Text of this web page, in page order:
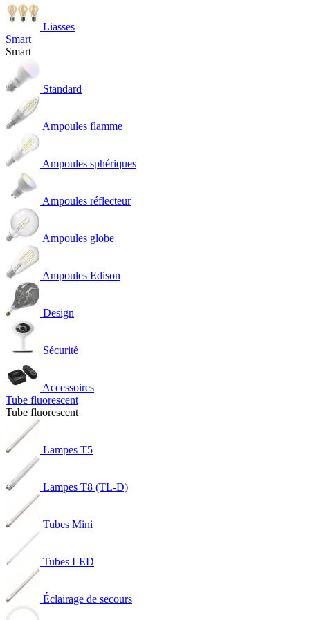
Liasses
Smart
Smart
Standard
Ampoules flamme
Ampoules sphériques
Ampoules réflecteur
Ampoules globe
Ampoules Edison
Design
Sécurité
Accessoires
Tube fluorescent
Tube fluorescent
Lampes T5
Lampes T8 (TL-D)
Tubes Mini
Tubes LED
Éclairage de secours